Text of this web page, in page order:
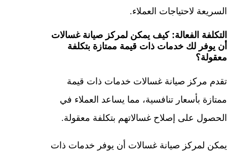
السريعة لاحتياجات العملاء.
التكلفة الفعالة: كيف يمكن لمركز صيانة غسالات
أن يوفر لك خدمات ذات قيمة ممتازة بتكلفة
معقولة؟
تقدم مركز صيانة غسالات خدمات ذات قيمة
ممتازة بأسعار تنافسية، مما يساعد العملاء في
الحصول على إصلاح غسالاتهم بتكلفة معقولة.
يمكن لمركز صيانة غسالات أن يوفر خدمات ذات